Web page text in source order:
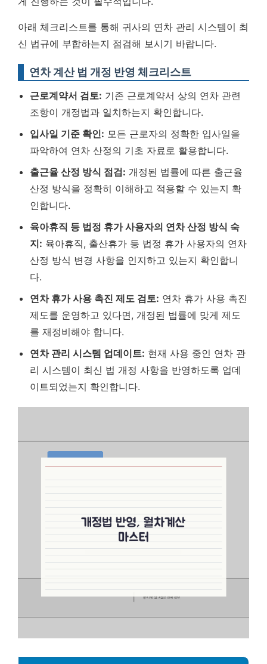
아래 체크리스트를 통해 귀사의 연차 관리 시스템이 최
신 법규에 부합하는지 점검해 보시기 바랍니다.
연차 계산 법 개정 반영 체크리스트
근로계약서 검토: 기존 근로계약서 상의 연차 관련
조항이 개정법과 일치하는지 확인합니다.
입사일 기준 확인: 모든 근로자의 정확한 입사일을
파악하여 연차 산정의 기초 자료로 활용합니다.
출근율 산정 방식 점검: 개정된 법률에 따른 출근율
산정 방식을 정확히 이해하고 적용할 수 있는지 확
인합니다.
육아휴직 등 법정 휴가 사용자의 연차 산정 방식 숙
지: 육아휴직, 출산휴가 등 법정 휴가 사용자의 연차
산정 방식 변경 사항을 인지하고 있는지 확인합니
다.
연차 휴가 사용 촉진 제도 검토: 연차 휴가 사용 촉진
제도를 운영하고 있다면, 개정된 법률에 맞게 제도
를 재정비해야 합니다.
연차 관리 시스템 업데이트: 현재 사용 중인 연차 관
리 시스템이 최신 법 개정 사항을 반영하도록 업데
이트되었는지 확인합니다.